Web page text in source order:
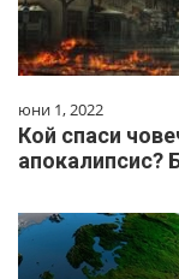
юни 1, 2022
Кой спаси
апокалипсис?